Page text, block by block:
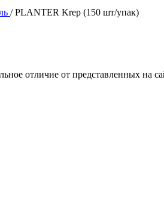
/ PLANTER Krep (150 шт/упак)
отличие от представленных на